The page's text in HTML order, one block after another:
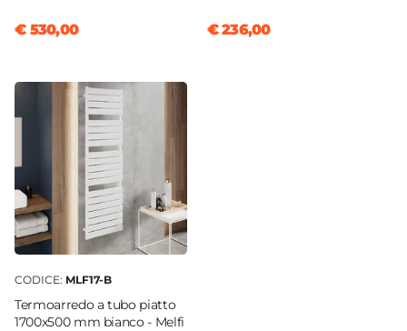
€ 530,00 € 236,00
CODICE: MLF17-B
Termoarredo a tubo piatto
1700x500 mm bianco - Melfi